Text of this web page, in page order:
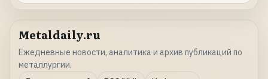
Metaldaily.ru
Ежедневные новости, аналитика и архив публикаций по
металлургии.